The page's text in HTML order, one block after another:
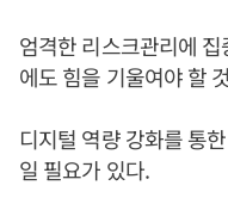
엄격한 리스크관리에
에도 힘을 기울여야 할
디지털 역량 강화를 통
일 필요가 있다.